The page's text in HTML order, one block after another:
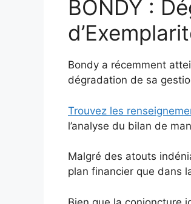
BONDY :
Bondy a récemment
dégradation de sa
Trouvez les
l’analyse du bilan de
Malgré des atouts
plan financier que dans